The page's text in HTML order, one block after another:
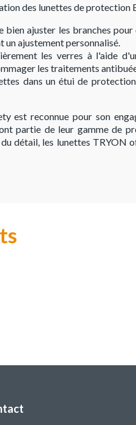
des lunettes de protection
bien ajuster les branches
un ajustement personnalisé.
les verres à l'aide
les traitements
dans un étui de
est reconnue pour son
partie de leur gamme de
détail, les lunettes